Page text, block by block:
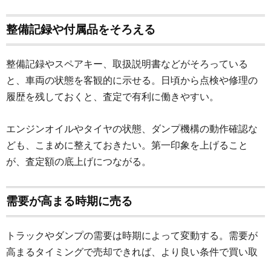
整備記録や付属品をそろえる
整備記録やスペアキー、取扱説明書などがそろっている
と、車両の状態を客観的に示せる。日頃から点検や修理の
履歴を残しておくと、査定で有利に働きやすい。
エンジンオイルやタイヤの状態、ダンプ機構の動作確認な
ども、こまめに整えておきたい。第一印象を上げること
が、査定額の底上げにつながる。
需要が高まる時期に売る
トラックやダンプの需要は時期によって変動する。需要が
高まるタイミングで売却できれば、より良い条件で買い取